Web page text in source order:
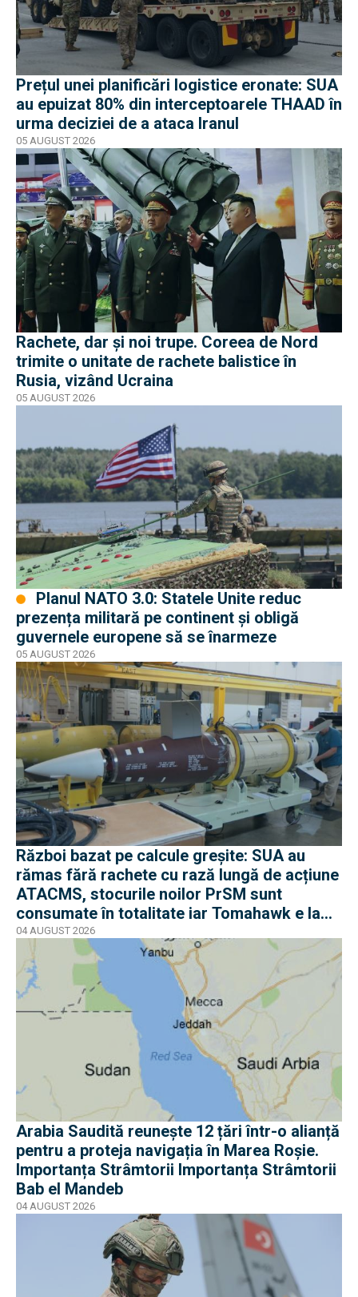
Prețul unei planificări logistice eronate: SUA
au epuizat 80% din interceptoarele THAAD în
urma deciziei de a ataca Iranul
05 AUGUST 2026
Rachete, dar și noi trupe. Coreea de Nord
trimite o unitate de rachete balistice în
Rusia, vizând Ucraina
05 AUGUST 2026
prezența militară pe continent și obligă
guvernele europene să se înarmeze
05 AUGUST 2026
Război bazat pe calcule greșite: SUA au
rămas fără rachete cu rază lungă de acțiune
ATACMS, stocurile noilor PrSM sunt
consumate în totalitate iar Tomahawk e la
jumătate
04 AUGUST 2026
Arabia Saudită reunește 12 țări într-o alianță
pentru a proteja navigația în Marea Roșie.
Importanța Strâmtorii Importanța Strâmtorii
Bab el Mandeb
04 AUGUST 2026